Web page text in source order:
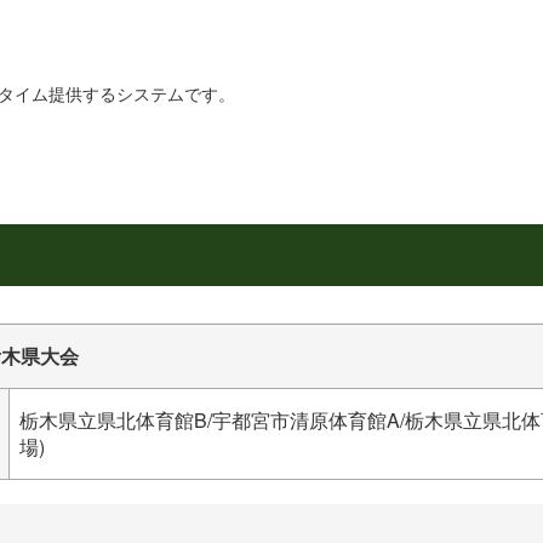
ム提供するシステムです。
県大会
栃木県立県北体育館B/宇都宮市清原体育館A/栃木県立県北
場)